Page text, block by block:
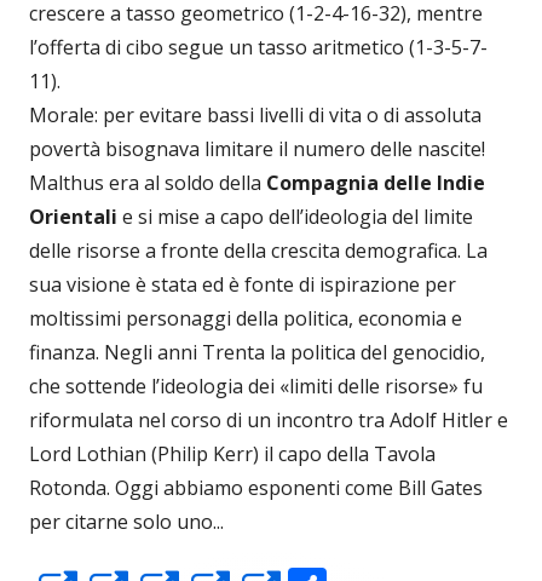
crescere a tasso geometrico (1-2-4-16-32), mentre
l’offerta di cibo segue un tasso aritmetico (1-3-5-7-
11).
Morale: per evitare bassi livelli di vita o di assoluta
povertà bisognava limitare il numero delle nascite!
Malthus era al soldo della Compagnia delle Indie
Orientali e si mise a capo dell’ideologia del limite
delle risorse a fronte della crescita demografica. La
sua visione è stata ed è fonte di ispirazione per
moltissimi personaggi della politica, economia e
finanza. Negli anni Trenta la politica del genocidio,
che sottende l’ideologia dei «limiti delle risorse» fu
riformulata nel corso di un incontro tra Adolf Hitler e
Lord Lothian (Philip Kerr) il capo della Tavola
Rotonda. Oggi abbiamo esponenti come Bill Gates
per citarne solo uno...